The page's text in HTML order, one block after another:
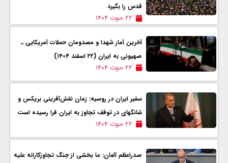
قدس را بگیرد
۲۲ حوت ۱۴۰۴
آخرین آمار شهدا و مصدومان حملات آمریکایی ـ
صهیونی به ایران (۲۲ اسفند ۱۴۰۴)
۲۲ حوت ۱۴۰۴
سفیر ایران در روسیه: زمان نقش‌آفرینی بریکس و
شانگهای در توقف تجاوز به ایران فرا رسیده است
۲۲ حوت ۱۴۰۴
صدراعظم آلمان: ما بخشی از جنگ تجاوزکارانه علیه